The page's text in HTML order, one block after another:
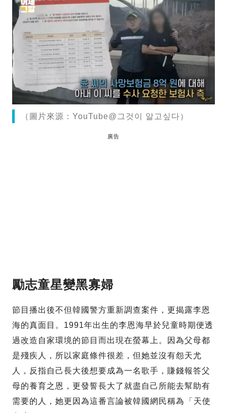
（圖片來源：YouTube@그것이 알고싶다）
廣告
勵志童星變黑寡婦
節目播出後不但韓國警方重新調查案件，更揭露李恩
海的真面目。1991年出生的李恩海早於兒童時期便透
過改造自家環境的節目而出現在螢幕上。因為父母都
是殘疾人，所以家庭條件很差，但她並沒有怨天尤
人，反指自己長大後想要成為一名歌手，賺錢報答父
母的養育之恩，更發誓長大了就盡自己所能去幫助有
需要的人，她更因為這番言論被韓國網民稱為「天使